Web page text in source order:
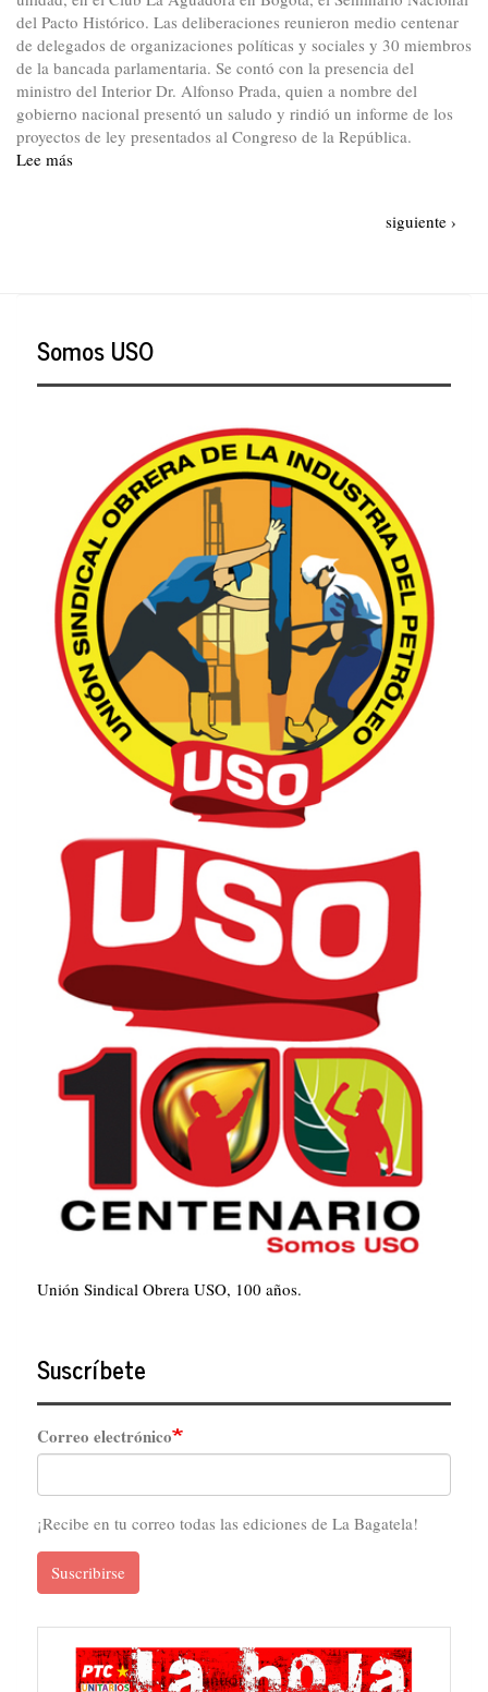
del Pacto Histórico. Las deliberaciones reunieron medio centenar
de delegados de organizaciones políticas y sociales y 30 miembros
de la bancada parlamentaria. Se contó con la presencia del
ministro del Interior Dr. Alfonso Prada, quien a nombre del
gobierno nacional presentó un saludo y rindió un informe de los
proyectos de ley presentados al Congreso de la República.
Lee más
Siguiente
siguiente ›
Somos USO
Unión Sindical Obrera USO, 100 años.
Suscríbete
Correo electrónico
¡Recibe en tu correo todas las ediciones de La Bagatela!
Suscribirse